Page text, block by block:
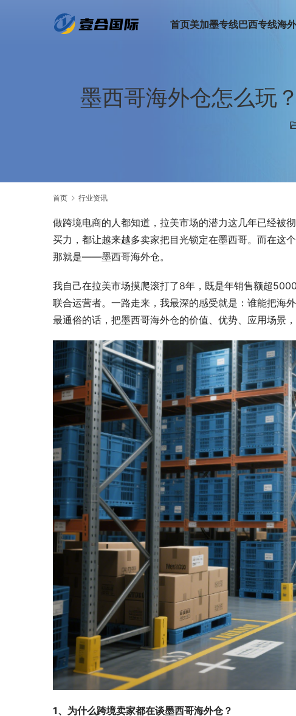
首页美加墨专线巴西专线海
墨西哥海外仓怎么玩
首页 行业资讯
做跨境电商的人都知道，拉美市场的潜力这几年已经被
买力，都让越来越多卖家把目光锁定在墨西哥。而在这
那就是——墨西哥海外仓。
我自己在拉美市场摸爬滚打了8年，既是年销售额超
联合运营者。一路走来，我最深的感受就是：谁能把海
最通俗的话，把墨西哥海外仓的价值、优势、应用场景
1、为什么跨境卖家都在谈墨西哥海外仓？